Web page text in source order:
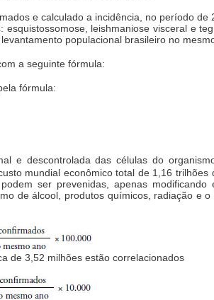
e calculado a incidência, no período de
esquistossomose, leishmaniose visceral e
populacional brasileiro no
a seguinte fórmula:
fórmula:
e descontrolada das células do
mundial econômico total de 1,16 trilhões
ser prevenidas, apenas modificando
de álcool, produtos químicos, radiação e
de 3,52 milhões estão correlacionados